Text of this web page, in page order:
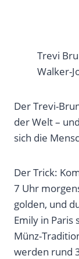
Trevi
Walker-
Der Trevi-
der Welt –
sich die
Der Trick:
7 Uhr
golden, und
Emily in Paris
Münz-
werden rund